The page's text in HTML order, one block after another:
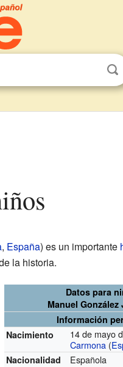
, España) es un importante
la historia.
Datos para
Manuel González
Información
Nacimiento
14 de mayo
Carmona (
Nacionalidad Española